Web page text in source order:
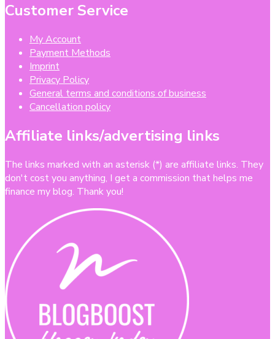
Customer Service
My Account
Payment Methods
Imprint
Privacy Policy
General terms and conditions of business
Cancellation policy
Affiliate links/advertising links
The links marked with an asterisk (*) are affiliate links. They
don't cost you anything, I get a commission that helps me
finance my blog. Thank you!